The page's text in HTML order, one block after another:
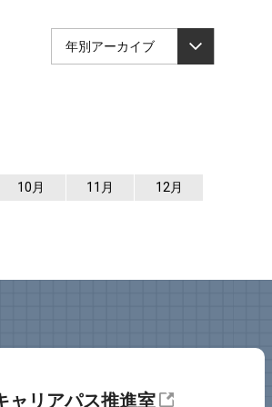
年別アーカイブ
10月 11月 12月
ャリアパス推進室